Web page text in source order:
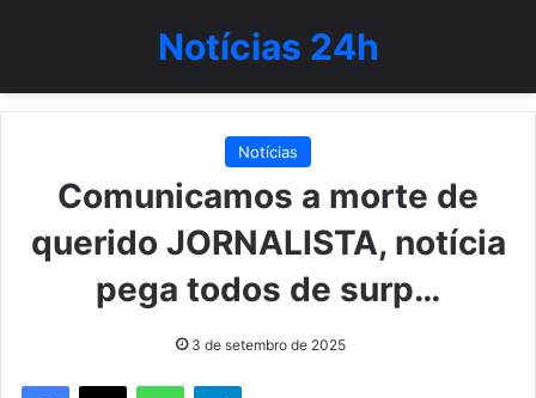
Notícias 24h
Notícias
Comunicamos a morte de
querido JORNALISTA, notícia
pega todos de surp…
3 de setembro de 2025
WhatsAppTelegram